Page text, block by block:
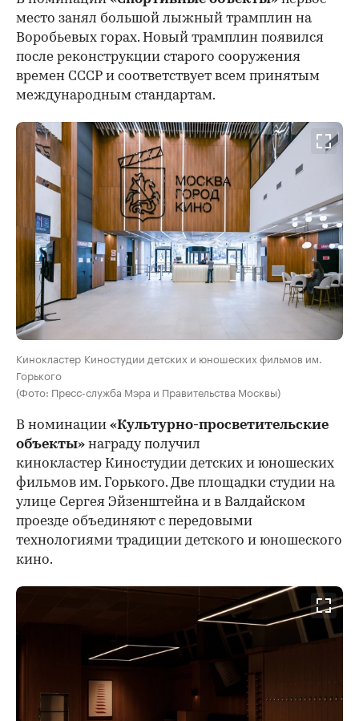
место занял большой лыжный трамплин на
Воробьевых горах. Новый трамплин появился
после реконструкции старого сооружения
времен СССР и соответствует всем принятым
международным стандартам.
Кинокластер Киностудии детских и юношеских фильмов им.
Горького
(Фото: Пресс-служба Мэра и Правительства Москвы)
В номинации «Культурно-просветительские
объекты» награду получил
кинокластер Киностудии детских и юношеских
фильмов им. Горького. Две площадки студии на
улице Сергея Эйзенштейна и в Валдайском
проезде объединяют с передовыми
технологиями традиции детского и юношеского
кино.